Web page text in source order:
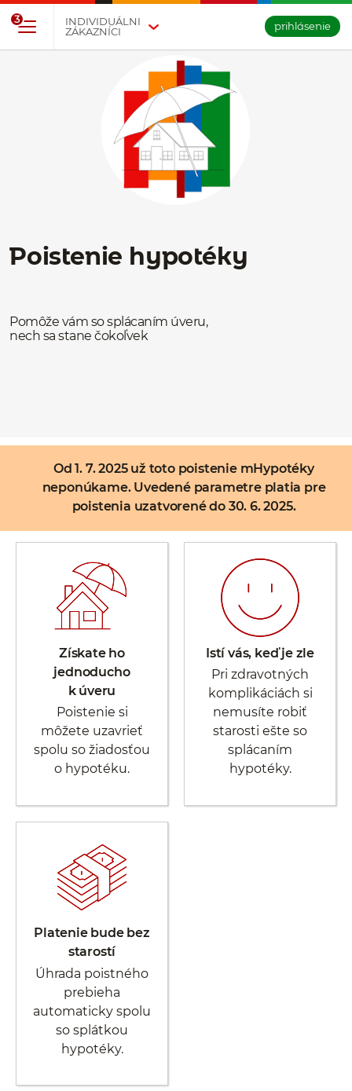
INDIVIDUÁLNI
ZÁKAZNÍCI
3
prihlásenie
Poistenie hypotéky
Pomôže vám so splácaním úveru,
nech sa stane čokoľvek
Od 1. 7. 2025 už toto poistenie mHypotéky
neponúkame. Uvedené parametre platia pre
poistenia uzatvorené do 30. 6. 2025.
Získate ho
jednoducho
k úveru
Poistenie si
môžete uzavrieť
spolu so žiadosťou
o hypotéku.
Istí vás, keď je zle
Pri zdravotných
komplikáciách si
nemusíte robiť
starosti ešte so
splácaním
hypotéky.
Platenie bude bez
starostí
Úhrada poistného
prebieha
automaticky spolu
so splátkou
hypotéky.